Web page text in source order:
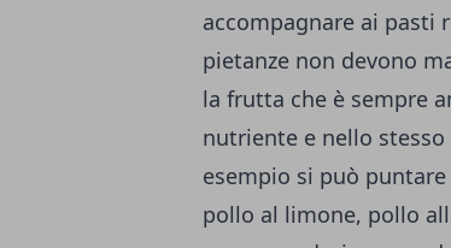
accompagnare ai pasti
pietanze non devono
la frutta che è sempre
nutriente e nello
esempio si può
pollo al limone, pollo